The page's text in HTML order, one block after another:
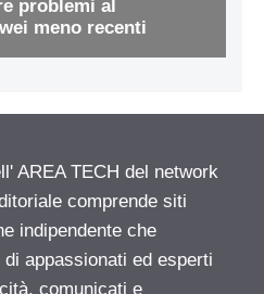
AREA TECH del network
comprende siti
indipendente che
appassionati ed esperti
comunicati e